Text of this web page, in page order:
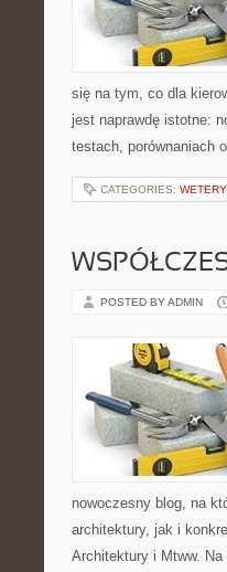
się na tym, co dla
jest naprawdę istotne:
testach, porównaniach
CATEGORIES:
POSTED BY ADMIN
nowoczesny blog, na
architektury, jak i
Architektury i Mtww.